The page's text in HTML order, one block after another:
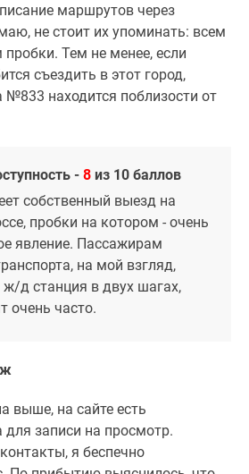
маршрутов через
не стоит их упоминать: всем
пробки. Тем не менее, если
съездить в этот город,
№833 находится поблизости от
- 8 из 10 баллов
собственный выезд на
пробки на котором - очень
явление. Пассажирам
на мой взгляд,
д станция в двух шагах,
очень часто.
выше, на сайте есть
записи на просмотр.
я беспечно